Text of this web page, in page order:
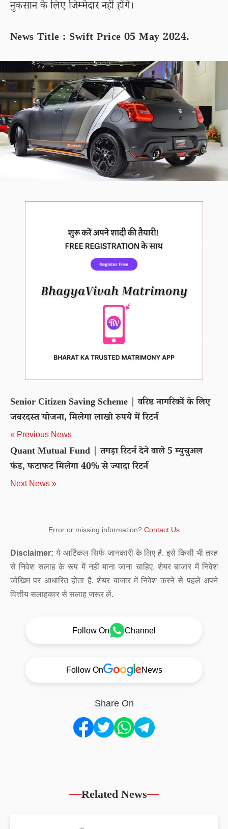
नुकसान के लिए जिम्मेदार नहीं होंगे।
News Title : Swift Price 05 May 2024.
Senior Citizen Saving Scheme | वरिष्ठ नागरिकों के लिए
जबरदस्त योजना, मिलेगा लाखो रुपये में रिटर्न
« Previous News
Quant Mutual Fund | तगड़ा रिटर्न देने वाले 5 म्युचुअल
फंड, फटाफट मिलेगा 40% से ज्यादा रिटर्न
Next News »
Error or missing information? Contact Us
Disclaimer: ये आर्टिकल सिर्फ जानकारी के लिए है. इसे किसी भी तरह
से निवेश सलाह के रूप में नहीं माना जाना चाहिए. शेयर बाजार में निवेश
जोखिम पर आधारित होता है. शेयर बाजार में निवेश करने से पहले अपने
वित्तीय सलाहकार से सलाह जरूर लें.
Follow On Channel
Follow On News
Share On
Related News